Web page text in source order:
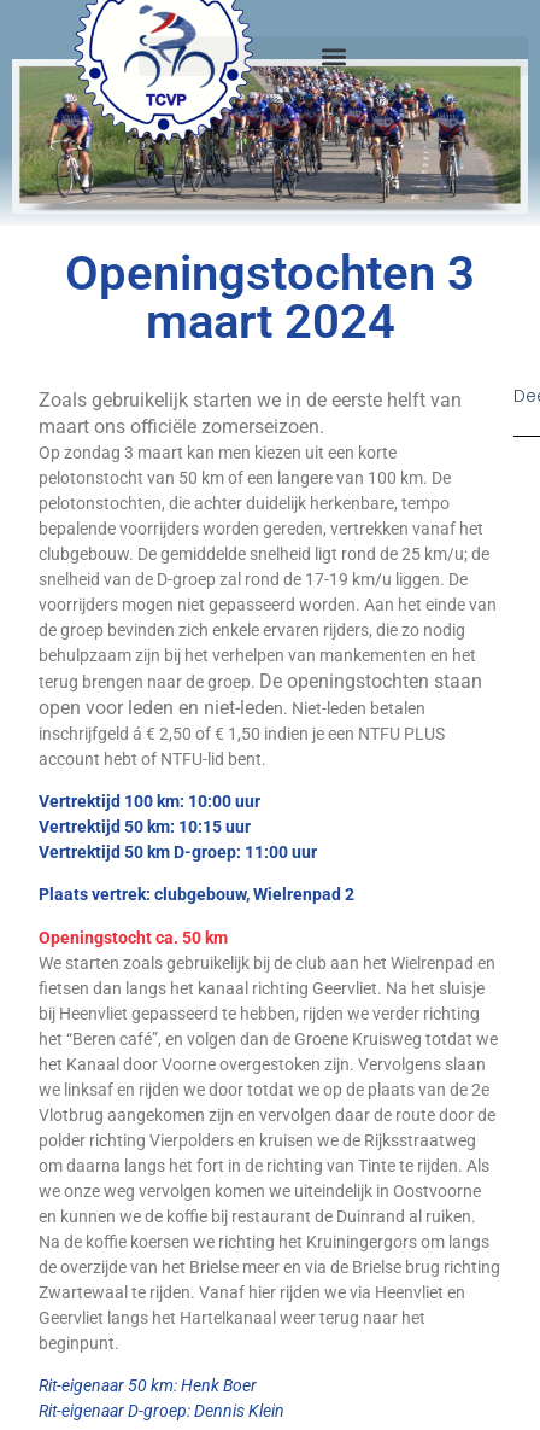
Openingstochten 3
maart 2024
Zoals gebruikelijk starten we in de eerste helft van
maart ons officiële zomerseizoen.
Op zondag 3 maart kan men kiezen uit een korte
pelotonstocht van 50 km of een langere van 100 km. De
pelotonstochten, die achter duidelijk herkenbare, tempo
bepalende voorrijders worden gereden, vertrekken vanaf het
clubgebouw. De gemiddelde snelheid ligt rond de 25 km/u; de
snelheid van de D-groep zal rond de 17-19 km/u liggen. De
voorrijders mogen niet gepasseerd worden. Aan het einde van
de groep bevinden zich enkele ervaren rijders, die zo nodig
behulpzaam zijn bij het verhelpen van mankementen en het
terug brengen naar de groep. De openingstochten staan
open voor leden en niet-leden. Niet-leden betalen
inschrijfgeld á € 2,50 of € 1,50 indien je een NTFU PLUS
account hebt of NTFU-lid bent.
Vertrektijd 100 km: 10:00 uur
Vertrektijd 50 km: 10:15 uur
Vertrektijd 50 km D-groep: 11:00 uur
Plaats vertrek: clubgebouw, Wielrenpad 2
Openingstocht ca. 50 km
We starten zoals gebruikelijk bij de club aan het Wielrenpad en
fietsen dan langs het kanaal richting Geervliet. Na het sluisje
bij Heenvliet gepasseerd te hebben, rijden we verder richting
het “Beren café”, en volgen dan de Groene Kruisweg totdat we
het Kanaal doorVoorne overgestoken zijn. Vervolgens slaan
we linksaf en rijden we door totdat we op de plaats van de 2e
Vlotbrug aangekomen zijn en vervolgen daar de route door de
polder richting Vierpolders en kruisen we de Rijksstraatweg
om daarna langs het fort in de richting van Tinte te rijden. Als
we onze weg vervolgen komen we uiteindelijk in Oostvoorne
en kunnen we de koffie bij restaurant de Duinrand al ruiken.
Na de koffie koersen we richting het Kruiningergors om langs
de overzijde van het Brielse meer en via de Brielse brug richting
Zwartewaal te rijden. Vanaf hier rijden we via Heenvliet en
Geervliet langs het Hartelkanaal weer terug naar het
beginpunt.
Rit-eigenaar 50 km: Henk Boer
Rit-eigenaar D-groep: Dennis Klein